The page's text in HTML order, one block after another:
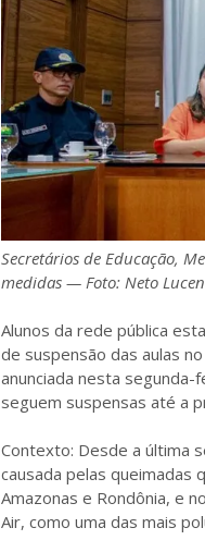
Secretários de Educação,
medidas — Foto: Neto
Alunos da rede pública
de suspensão das aulas
anunciada nesta
seguem suspensas até a
Contexto: Desde a última
causada pelas queimadas
Amazonas e Rondônia, e
Air, como uma das mais